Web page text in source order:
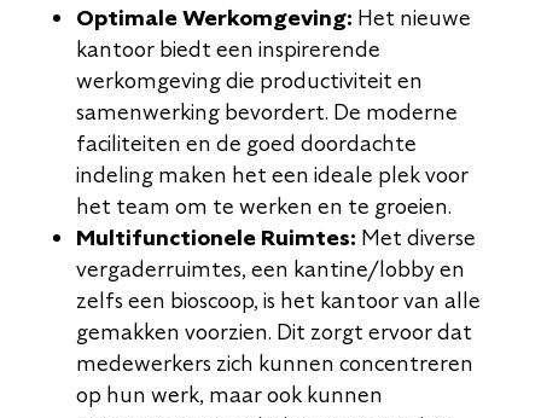
Optimale Werkomgeving: Het nieuwe
kantoor biedt een inspirerende
werkomgeving die productiviteit en
samenwerking bevordert. De moderne
faciliteiten en de goed doordachte
indeling maken het een ideale plek voor
het team om te werken en te groeien.
Multifunctionele Ruimtes: Met diverse
vergaderruimtes, een kantine/lobby en
zelfs een bioscoop, is het kantoor van alle
gemakken voorzien. Dit zorgt ervoor dat
medewerkers zich kunnen concentreren
op hun werk, maar ook kunnen